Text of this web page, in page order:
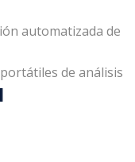
automatizada de
de análisis